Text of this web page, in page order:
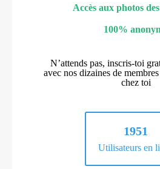
Accès aux photos
100%
N’attends pas, inscris-toi
avec nos dizaines de
chez toi
1951
Utilisateurs en